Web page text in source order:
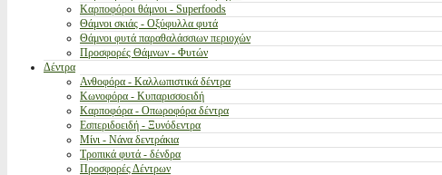
Καρποφόροι θάμνοι - Superfoods
Θάμνοι σκιάς - Οξύφυλλα φυτά
Θάμνοι φυτά παραθαλάσσιων περιοχών
Προσφορές Θάμνων - Φυτών
Δέντρα
Ανθοφόρα - Καλλωπιστικά δέντρα
Κωνοφόρα - Κυπαρισσοειδή
Καρποφόρα - Οπωροφόρα δέντρα
Εσπεριδοειδή - Ξυνόδεντρα
Μίνι - Νάνα δεντράκια
Τροπικά φυτά - δένδρα
Προσφορές Δέντρων